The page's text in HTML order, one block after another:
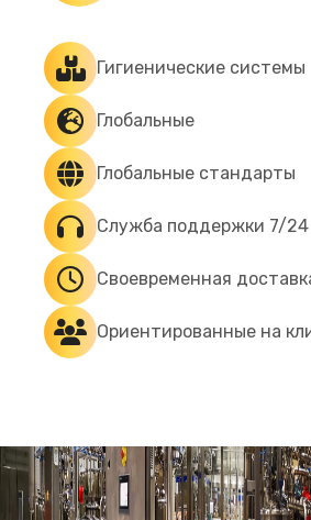
Гигиенические системы
Глобальные
Глобальные стандарты
Служба поддержки 7/24
Своевременная
Ориентированные на